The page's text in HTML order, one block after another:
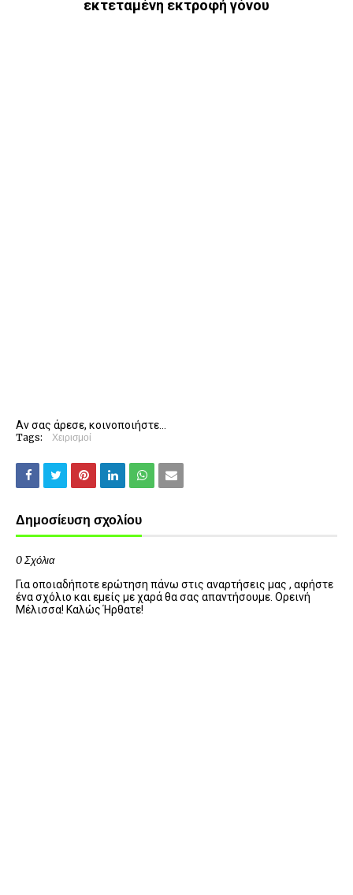
εκτεταμένη εκτροφή γόνου
Αν σας άρεσε, κοινοποιήστε...
Tags: Χειρισμοί
Δημοσίευση σχολίου
0 Σχόλια
Για οποιαδήποτε ερώτηση πάνω στις αναρτήσεις μας , αφήστε
ένα σχόλιο και εμείς με χαρά θα σας απαντήσουμε. Ορεινή
Μέλισσα! Καλώς Ήρθατε!